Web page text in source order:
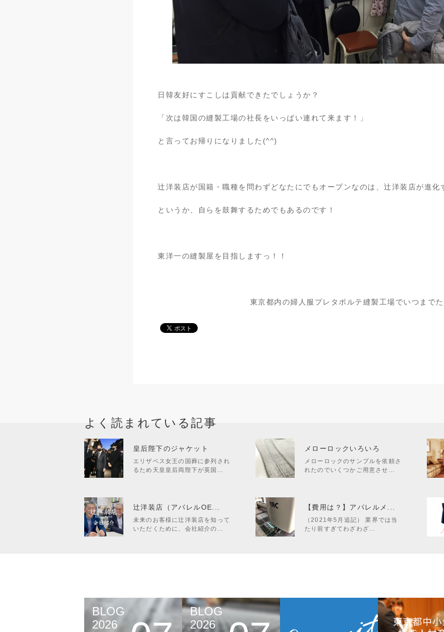
日韓友好にすこしは貢献できたでしょうか？
「次は韓国の縫製工場の社長をいっぱい連れて来ます！」
と言ってお帰りになりました(^^)
辻洋装店が国籍・職種を問わずどなたにでもオープンなのは、辻洋装店が進化
というか、自らを鼓舞するためでもあるのです！
東洋一の縫製屋を目指しますっ！！
東京都内の婦人服プレタポルテ縫製工場でいつまでた
よく読まれている記事
皇后陛下のジャケット
エリザベス女王の国葬に参列され
るため天皇皇后両陛下が英国...
メローロックいろいろ
メローロックのサンプルを依頼さ
れたのでいくつかご用意させ...
辻洋装店（アパレルOE...
未来のお客様に辻洋装店を知って
いただくために、会社紹介の...
【費用は？】アパレルメ...
（2021年5月追記） 業界では当
たり前すぎてわざわざ...
BLOG
2026
BLOG
2026